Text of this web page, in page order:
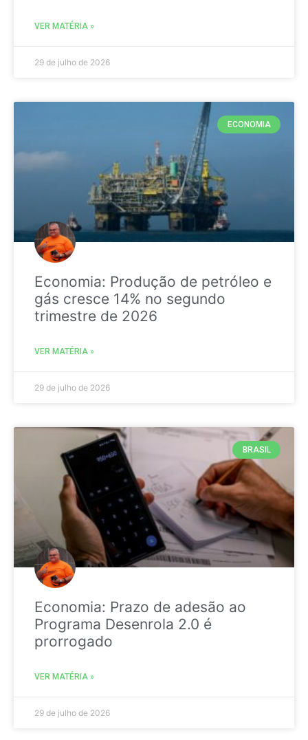
VER MATÉRIA »
29 de julho de 2026
ECONOMIA
Economia: Produção de petróleo e
gás cresce 14% no segundo
trimestre de 2026
VER MATÉRIA »
29 de julho de 2026
BRASIL
Economia: Prazo de adesão ao
Programa Desenrola 2.0 é
prorrogado
VER MATÉRIA »
29 de julho de 2026